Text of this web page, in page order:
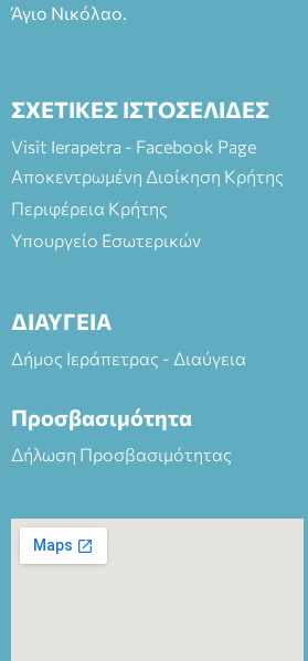
Άγιο Νικόλαο.
ΣΧΕΤΙΚΕΣ ΙΣΤΟΣΕΛΙΔΕΣ
Visit Ierapetra - Facebook Page
Αποκεντρωμένη Διοίκηση Κρήτης
Περιφέρεια Κρήτης
Υπουργείο Εσωτερικών
ΔΙΑΥΓΕΙΑ
Δήμος Ιεράπετρας - Διαύγεια
Προσβασιμότητα
Δήλωση Προσβασιμότητας